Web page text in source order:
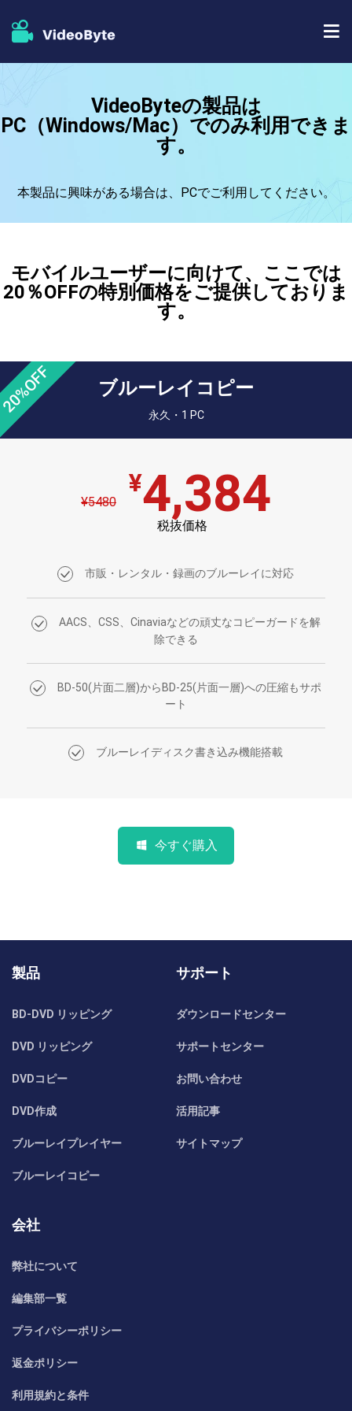
BD-DVD リッピング
DVD リッピング
ブルーレイプレイヤー
ブルーレイコピー
ストア
サポート
VideoByteの製品は
PC（Windows/Mac）でのみ利用できま
す。
本製品に興味がある場合は、PCでご利用してください。
モバイルユーザーに向けて、ここでは
20％OFFの特別価格をご提供しておりま
す。
ブルーレイコピー
永久・1 PC
¥5480 4,384
税抜価格
市販・レンタル・録画のブルーレイに対応
AACS、CSS、Cinaviaなどの頑丈なコピーガードを解
除できる
BD-50(片面二層)からBD-25(片面一層)への圧縮もサポ
ート
ブルーレイディスク書き込み機能搭載
今すぐ購入
製品
BD-DVD リッピング
DVD リッピング
DVDコピー
DVD作成
ブルーレイプレイヤー
ブルーレイコピー
サポート
ダウンロードセンター
サポートセンター
お問い合わせ
活用記事
サイトマップ
会社
弊社について
編集部一覧
プライバシーポリシー
返金ポリシー
利用規約と条件